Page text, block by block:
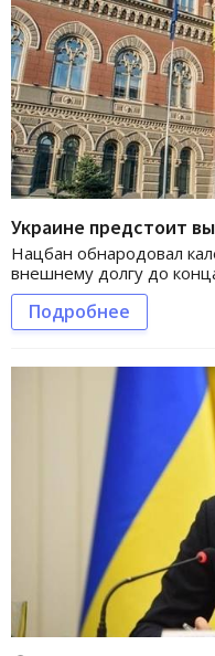
Украине предстоит
Нацбан обнародовал
внешнему долгу до
Подробнее